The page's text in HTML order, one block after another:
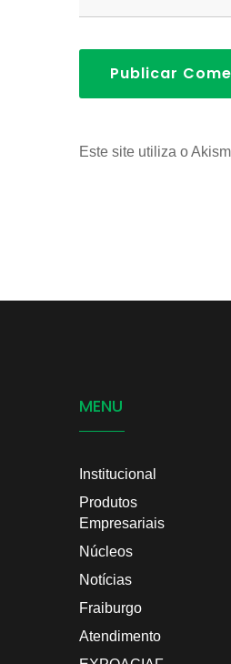
Publicar
Este site utiliza o
MENU
Institucional
Produtos
Empresariais
Núcleos
Notícias
Fraiburgo
Atendimento